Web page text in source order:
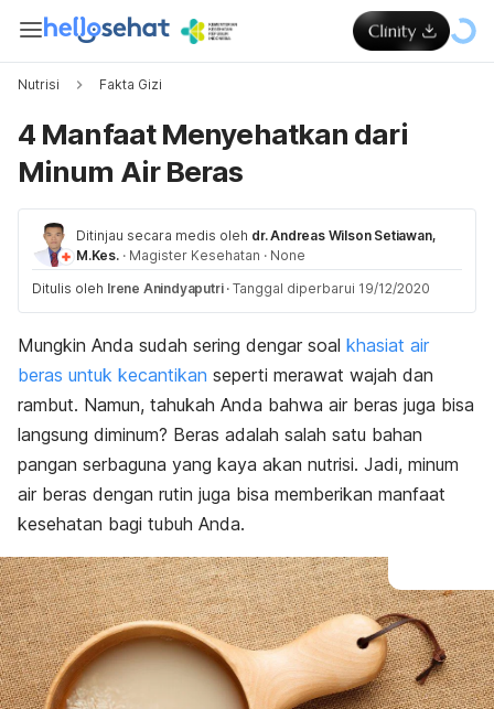
Nutrisi Fakta Gizi
4 Manfaat Menyehatkan dari
Minum Air Beras
Ditinjau secara medis oleh dr. Andreas Wilson Setiawan,
M.Kes. · Magister Kesehatan · None
Ditulis oleh Irene Anindyaputri · Tanggal diperbarui 19/12/2020
Mungkin Anda sudah sering dengar soal khasiat air
beras untuk kecantikan seperti merawat wajah dan
rambut. Namun, tahukah Anda bahwa air beras juga bisa
langsung diminum? Beras adalah salah satu bahan
pangan serbaguna yang kaya akan nutrisi. Jadi, minum
air beras dengan rutin juga bisa memberikan manfaat
kesehatan bagi tubuh Anda.